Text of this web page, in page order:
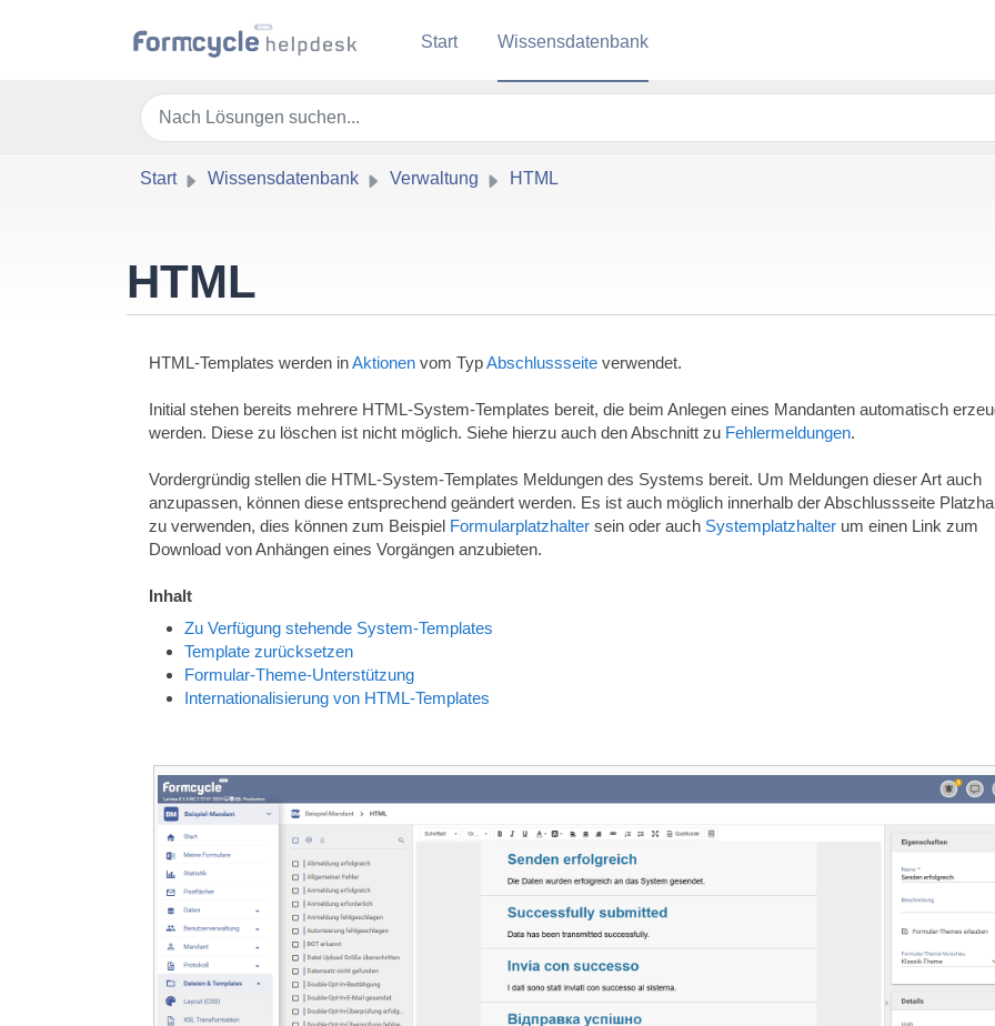
Start
Wissensdatenbank
Start Wissensdatenbank Verwaltung HTML
HTML
HTML-Templates werden inAktionen vom TypAbschlussseite verwendet.
Initial stehen bereits mehrere HTML-System-Templates bereit, die beim Anlegen eines Mandanten automatisch
werden. Diese zu löschen ist nicht möglich. Siehe hierzu auch den Abschnitt zu Fehlermeldungen.
Vordergründig stellen die HTML-System-Templates Meldungen des Systems bereit. Um Meldungen dieser Art auch
anzupassen, können diese entsprechend geändert werden. Es ist auch möglich innerhalb der Abschlussseite
zu verwenden, dies können zum Beispiel Formularplatzhalter sein oder auch Systemplatzhalter um einen Link zum
Download von Anhängen eines Vorgängen anzubieten.
Inhalt
Zu Verfügung stehende System-Templates
Template zurücksetzen
Formular-Theme-Unterstützung
Internationalisierung von HTML-Templates